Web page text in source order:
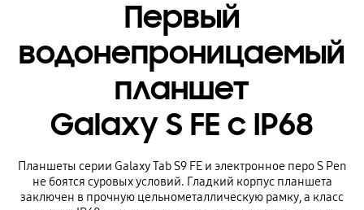
Первый
водонепроницаемый
планшет
Galaxy S FE с IP68
Планшеты серии Galaxy Tab S9 FE и электронное перо S Pen
не боятся суровых условий. Гладкий корпус планшета
заключен в прочную цельнометаллическую рамку, а класс